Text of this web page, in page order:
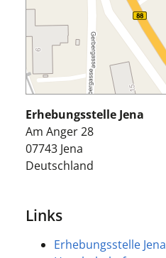
Erhebungsstelle Jena
Am Anger 28
07743 Jena
Deutschland
Links
Erhebungsstelle Jena